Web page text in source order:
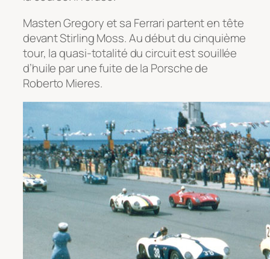
Masten Gregory et sa Ferrari partent en tête
devant Stirling Moss. Au début du cinquième
tour, la quasi-totalité du circuit est souillée
d’huile par une fuite de la Porsche de
Roberto Mieres.